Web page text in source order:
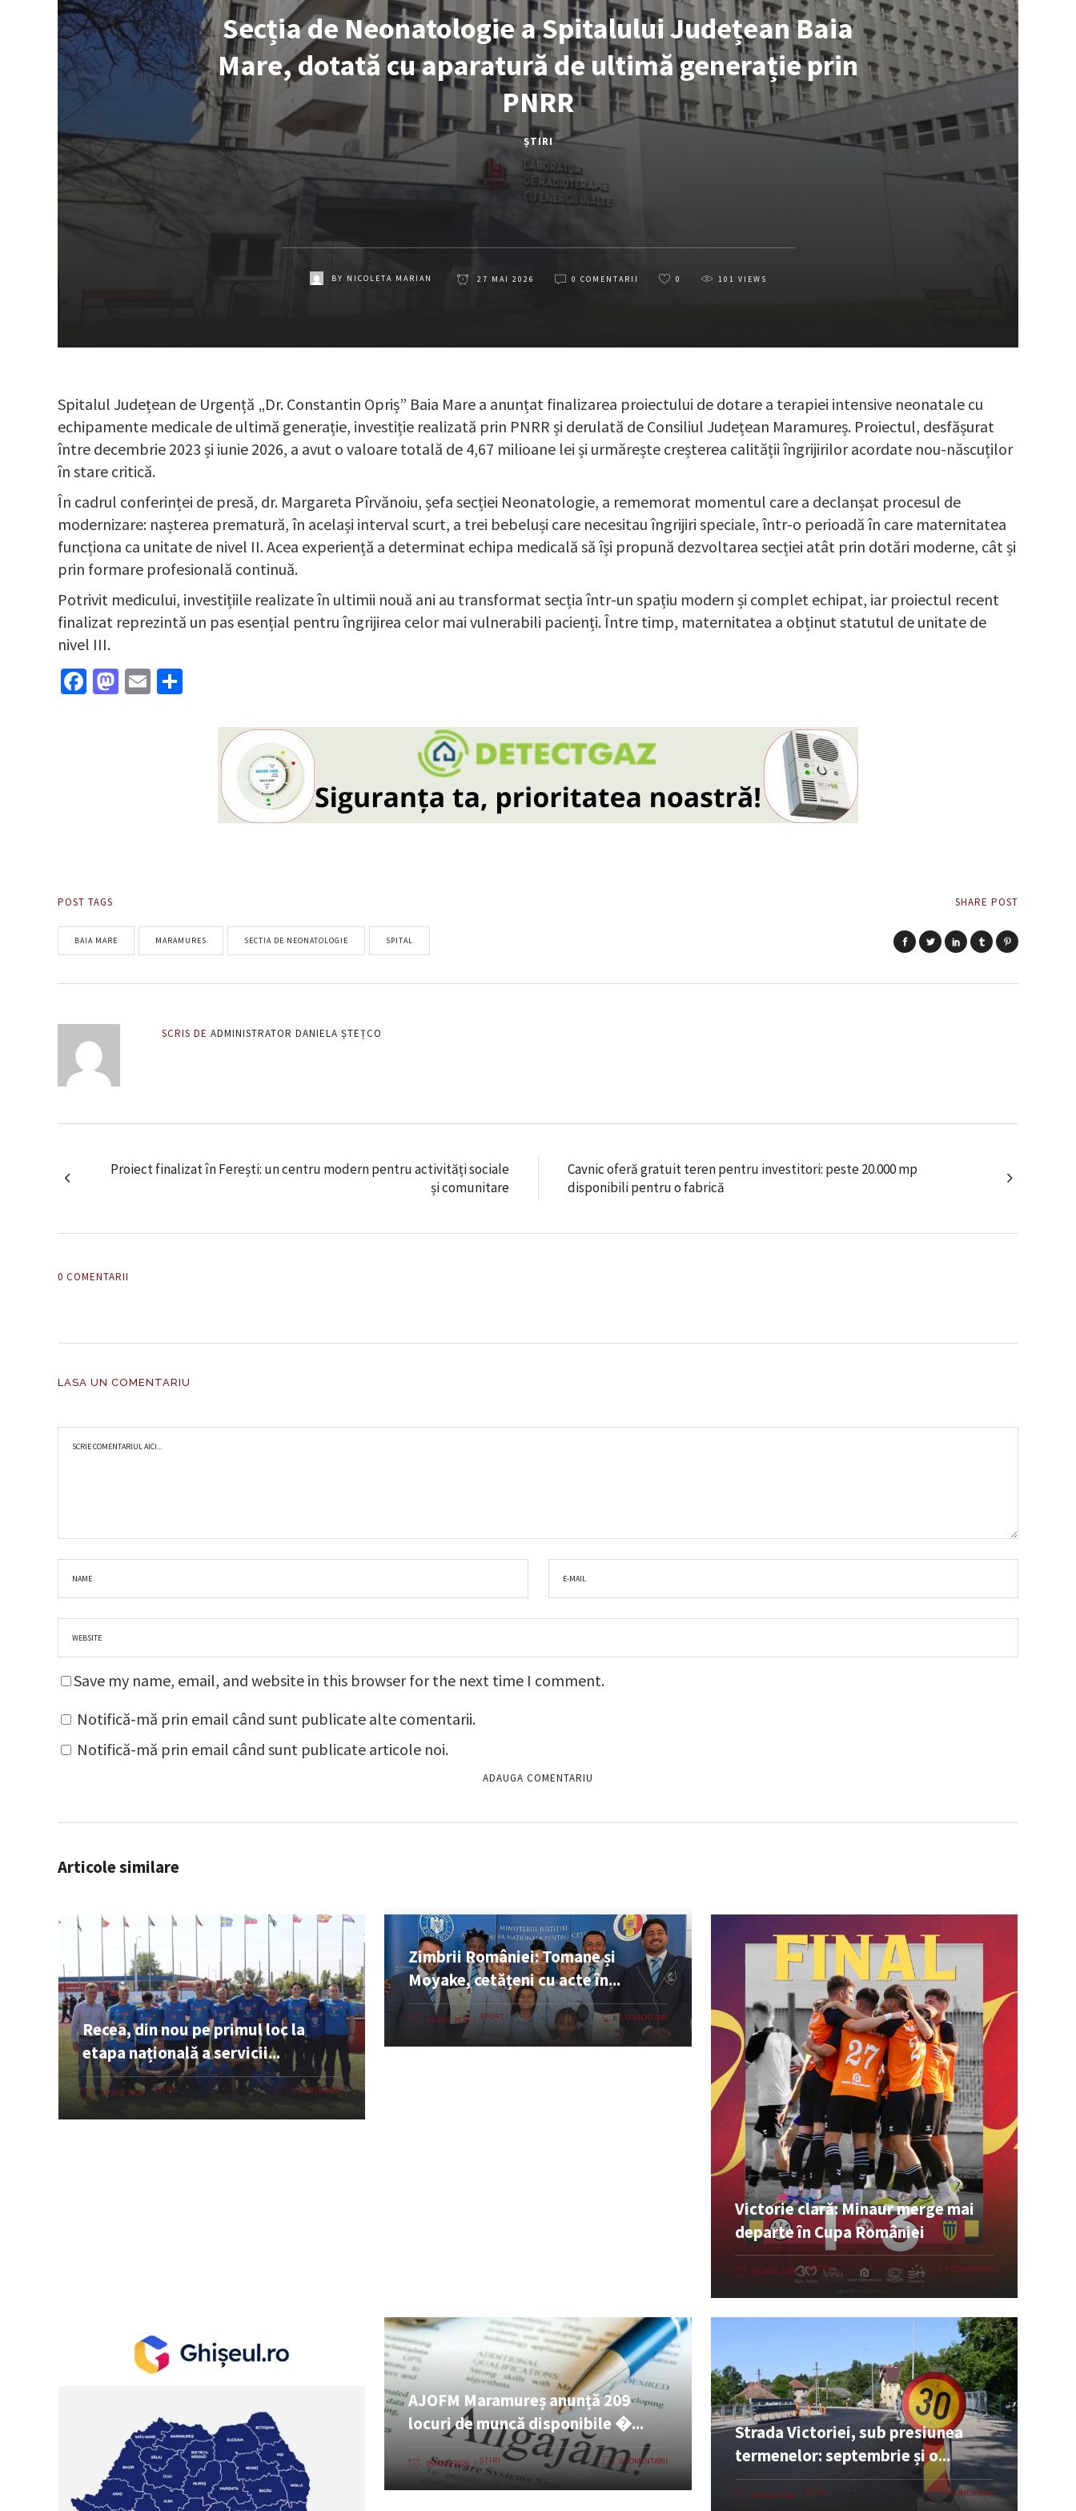
Secția de Neonatologie a Spitalului Județean Baia
Mare, dotată cu aparatură de ultimă generație prin
PNRR
ȘTIRI
BY NICOLETA MARIAN 27 MAI 2026 0 COMENTARII 0 101 VIEWS
Spitalul Județean de Urgență „Dr. Constantin Opriș” Baia Mare a anunțat finalizarea proiectului de dotare a terapiei intensive neonatale cu
echipamente medicale de ultimă generație, investiție realizată prin PNRR și derulată de Consiliul Județean Maramureș. Proiectul, desfășurat
între decembrie 2023 și iunie 2026, a avut o valoare totală de 4,67 milioane lei și urmărește creșterea calității îngrijirilor acordate nou-născuților
în stare critică.
În cadrul conferinței de presă, dr. Margareta Pîrvănoiu, șefa secției Neonatologie, a rememorat momentul care a declanșat procesul de
modernizare: nașterea prematură, în același interval scurt, a trei bebeluși care necesitau îngrijiri speciale, într-o perioadă în care maternitatea
funcționa ca unitate de nivel II. Acea experiență a determinat echipa medicală să își propună dezvoltarea secției atât prin dotări moderne, cât și
prin formare profesională continuă.
Potrivit medicului, investițiile realizate în ultimii nouă ani au transformat secția într-un spațiu modern și complet echipat, iar proiectul recent
finalizat reprezintă un pas esențial pentru îngrijirea celor mai vulnerabili pacienți. Între timp, maternitatea a obținut statutul de unitate de
nivel III.
Facebook
Mastodon
Email
POST TAGS
BAIA MARE MARAMURES SECTIA DE NEONATOLOGIE SPITAL
SHARE POST
SCRIS DE ADMINISTRATOR DANIELA ȘTEȚCO
Proiect finalizat în Ferești: un centru modern pentru activități sociale
și comunitare
Cavnic oferă gratuit teren pentru investitori: peste 20.000 mp
disponibili pentru o fabrică
0 COMENTARII
LASA UN COMENTARIU
Save my name, email, and website in this browser for the next time I comment.
Notifică-mă prin email când sunt publicate alte comentarii.
Notifică-mă prin email când sunt publicate articole noi.
Articole similare
Recea, din nou pe primul loc la
etapa națională a servicii...
05 AUG. 2026 ȘTIRI 0 COMENTARII
Zimbrii României: Tomane și
Moyake, cetățeni cu acte în...
05 AUG. 2026 SPORT 0 COMENTARII
Victorie clară: Minaur merge mai
departe în Cupa României
05 AUG. 2026 SPORT 0 COMENTARII
AJOFM Maramureș anunță 209
locuri de muncă disponibile �...
05 AUG. 2026 ȘTIRI 0 COMENTARII
Strada Victoriei, sub presiunea
termenelor: septembrie și o...
05 AUG. 2026 ȘTIRI 0 COMENTARII